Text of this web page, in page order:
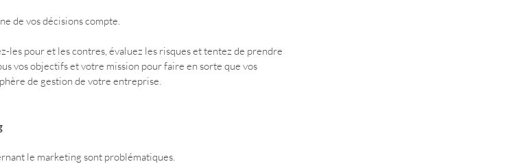
de vos décisions compte.
les pour et les contres, évaluez les risques et tentez de prendre
vos objectifs et votre mission pour faire en sorte que vos
de gestion de votre entreprise.
le marketing sont problématiques.